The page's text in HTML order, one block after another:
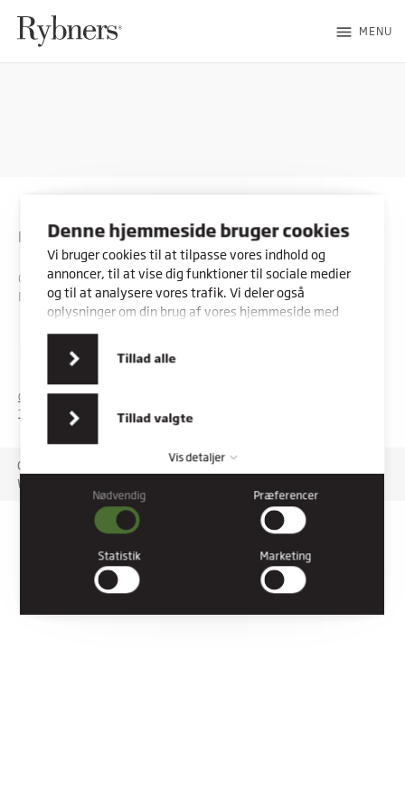
Denne hjemmeside bruger cookies
Vi bruger cookies til at tilpasse vores indhold og
annoncer, til at vise dig funktioner til sociale medier
og til at analysere vores trafik. Vi deler også
oplysninger om din brug af vores hjemmeside med
vores partnere inden for sociale medier,
annonceringspartnere og analysepartnere. Vores
partnere kan kombinere disse data med andre
oplysninger, du har givet dem, eller som de har
Tillad valgte
Tillad alle
Vis detaljer
Nødvendig
Nødvendige cookies hjælper med at gøre en hjemmeside
brugbar ved at aktivere grundlæggende funktioner såsom
side-navigation og adgang til sikre områder af hjemmesiden.
Hjemmesiden kan ikke fungere ordentligt uden disse cookies.
Nødvendig Præferencer
Statistik Marketing
menu MENU
Rybners
CVR: 45357716
EAN: 5798000553842
Kontakt os
COOKIES
PRIVATLIVSPOLITIK
TILGÆNGELIGHEDSERKLÆRING
Copyright © 2026 Rybners. All rights reserved.
Website: Co3